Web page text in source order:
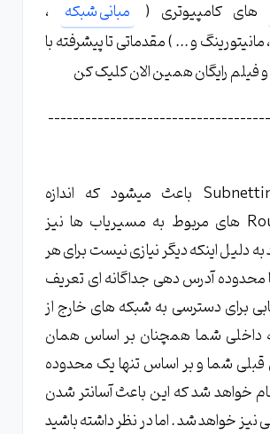
های کامپیوتری ( مبانی شبکه
،
، مانیتورینگ و ... ) مقدماتی تا پیشرفته با
و فیلم رایگان همین الان کلیک کن
همچنین Subnetting باعث میشود که اندازه
Routing Table های مربوط به مسیریاب ها نیز
دلیل اینکه دیگر نیازی نیست برای هر
محدوده آدرس دهی جداگانه ای تعریف
برای دسترسی به شبکه های خارج از
داخلی شما همچنان بر اساس همان
شما و بر اساس تنها یک محدوده
خواهد شد که این باعث آسانتر شدن
نیز خواهد شد . اما در نظر داشته باشید